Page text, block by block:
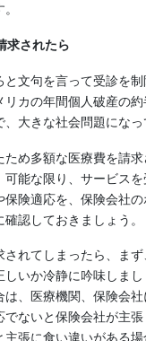
求されたら
と文句を言って受診を
リカの年間個人破産の
大きな社会問題になっ
ため多額な医療費を請
可能な限り、サービス
保険適応を、保険会社
認しておきましょう。
されてしまったら、ま
いか冷静に吟味しまし
は、医療機関、保険会
でないと保険会社が主
主張に食い違いがある